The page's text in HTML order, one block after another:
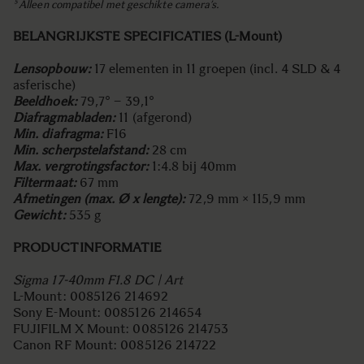
⁵ Alleen compatibel met geschikte camera’s.
BELANGRIJKSTE SPECIFICATIES (L-Mount)
Lensopbouw:17 elementen in 11 groepen (incl. 4 SLD & 4
asferische)
Beeldhoek:79,7° – 39,1°
Diafragmabladen:11 (afgerond)
Min. diafragma:F16
Min. scherpstelafstand:28 cm
Max. vergrotingsfactor:1:4.8 bij 40mm
Filtermaat:67 mm
Afmetingen (max. Ø x lengte):72,9 mm × 115,9 mm
Gewicht:535 g
PRODUCTINFORMATIE
Sigma 17-40mm F1.8 DC | Art
L-Mount: 0085126 214692
Sony E-Mount: 0085126 214654
FUJIFILM X Mount: 0085126 214753
Canon RF Mount: 0085126 214722